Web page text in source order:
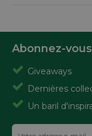
Abonnez-
Giveaways
Dernières
Un baril